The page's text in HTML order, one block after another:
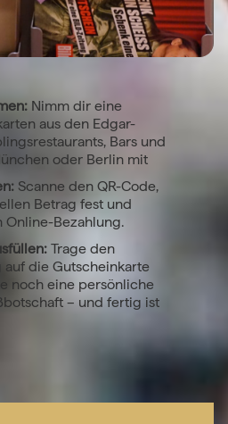
Nimm dir eine
aus den Edgar-
Bars und
oder Berlin mit
Scanne den QR-Code,
Betrag fest und
Online-Bezahlung.
Trage den
die Gutscheinkarte
noch eine persönliche
– und fertig ist